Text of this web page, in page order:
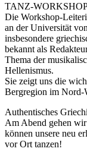
TANZ-
Die Workshop-
an der Universität
insbesondere
bekannt als
Thema der
Hellenismus.
Sie zeigt uns die
Bergregion im Nord-
Authentisches
Am Abend gehen
können unsere neu
vor Ort tanzen!